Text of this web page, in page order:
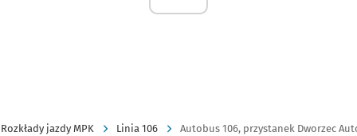
Rozkłady jazdy MPK Linia 106 Autobus 106, przystanek Dworzec